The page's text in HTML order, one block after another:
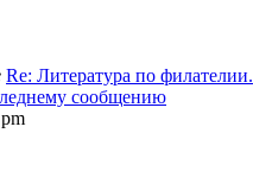
Re: Литература по филателии.
сообщению